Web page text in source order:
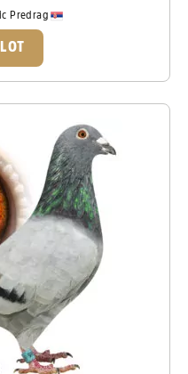
Predrag